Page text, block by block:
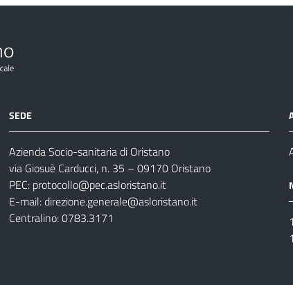
SEDE
Azienda Socio-sanitaria di Oristano
via Giosuè Carducci, n. 35 – 09170 Oristano
PEC: protocollo@pec.asloristano.it
E-mail:direzione.generale@asloristano.it
Centralino: 0783.3171